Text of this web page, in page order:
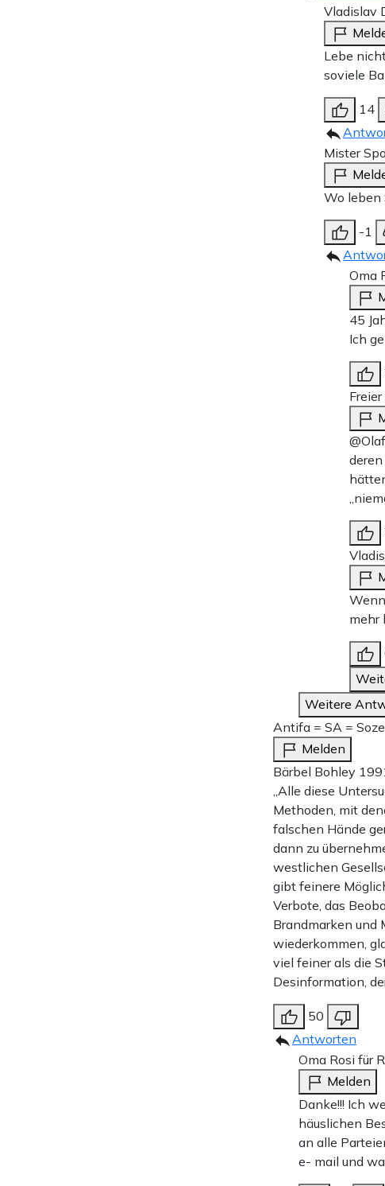
Vladislav
Lebe
soviele
14
Mister
Wo leben
-1
Oma
45
Ich
mehr
Weitere
Antifa = SA =
Melden
Bärbel Bohley
„Alle diese
Methoden, mit
falschen Hände
dann zu
westlichen
gibt feinere
Verbote, das
Brandmarken und
wiederkommen,
viel feiner als die
Desinformation,
50
Antworten
Oma Rosi für
Melden
Danke!!! Ich
häuslichen
an alle
e- mail und